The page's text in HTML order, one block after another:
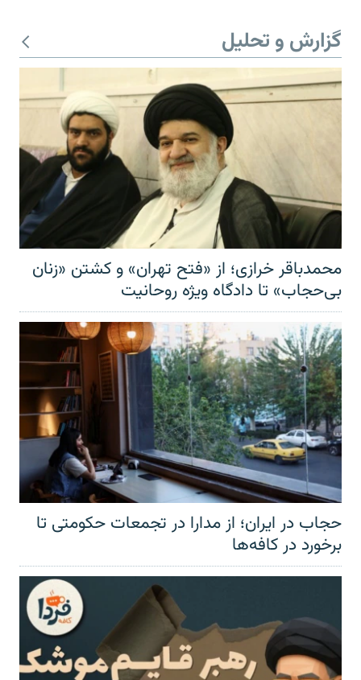
گزارش و تحلیل
محمدباقر خرازی؛ از «فتح تهران» و کشتن «زنان
بی‌حجاب» تا دادگاه ویژه روحانیت
حجاب در ایران؛ از مدارا در تجمعات حکومتی تا
برخورد در کافه‌ها